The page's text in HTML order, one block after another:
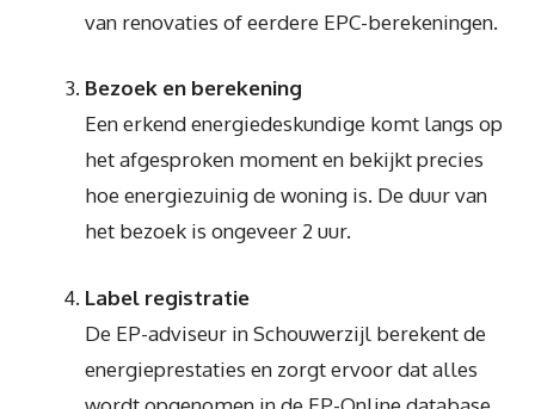
van renovaties of eerdere EPC-berekeningen.
Bezoek en berekening
Een erkend energiedeskundige komt langs op
het afgesproken moment en bekijkt precies
hoe energiezuinig de woning is. De duur van
het bezoek is ongeveer 2 uur.
Label registratie
De EP-adviseur in Schouwerzijl berekent de
energieprestaties en zorgt ervoor dat alles